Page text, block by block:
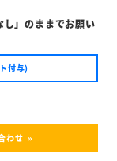
し」のままでお願い
付与)
わせ